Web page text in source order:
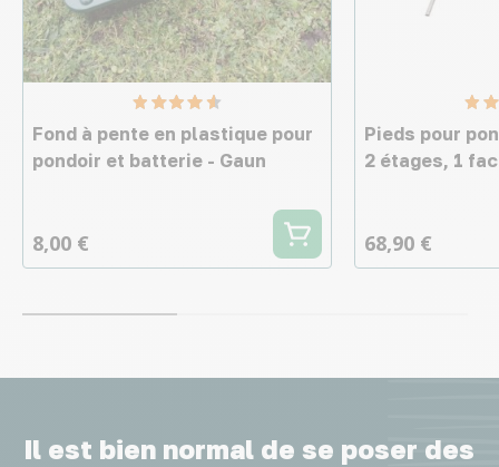
Fond à pente en plastique pour
pondoir et batterie - Gaun
8,00 €
Pieds pour
2 étages, 1
68,90 €
Il est bien normal de se poser des